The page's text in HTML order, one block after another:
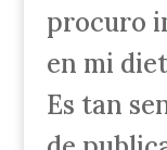
procuro
en mi
Es tan